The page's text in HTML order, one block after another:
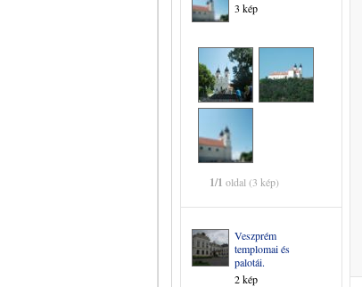
3 kép
1/1 oldal (3 kép)
Veszprém
templomai és
palotái.
2 kép